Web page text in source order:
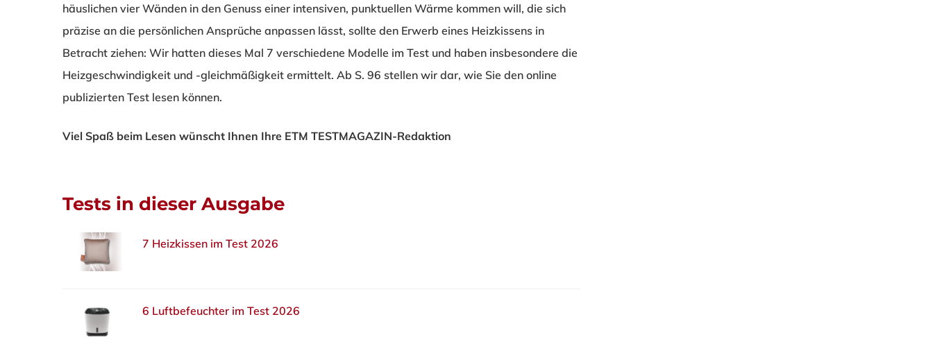
häuslichen vier Wänden in den Genuss einer intensiven, punktuellen Wärme kommen will, die sich
präzise an die persönlichen Ansprüche anpassen lässt, sollte den Erwerb eines Heizkissens in
Betracht ziehen: Wir hatten dieses Mal 7 verschiedene Modelle im Test und haben insbesondere die
Heizgeschwindigkeit und -gleichmäßigkeit ermittelt. Ab S. 96 stellen wir dar, wie Sie den online
publizierten Test lesen können.
Viel Spaß beim Lesen wünscht Ihnen Ihre ETM TESTMAGAZIN-Redaktion
Tests in dieser Ausgabe
7 Heizkissen im Test 2026
6 Luftbefeuchter im Test 2026